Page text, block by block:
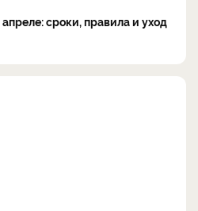
сроки, правила и уход